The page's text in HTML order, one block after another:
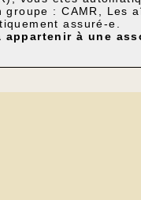
: CAMR, Les
assuré-e.
à une